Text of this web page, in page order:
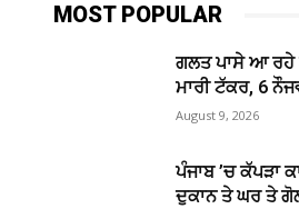
MOST POPULAR
ਗਲਤ ਪਾਸੇ ਆ ਰਹੇ
ਮਾਰੀ ਟੱਕਰ, 6
August 9, 2026
ਪੰਜਾਬ ’ਚ ਕੱਪੜਾ
ਦੁਕਾਨ ਤੇ ਘਰ ਤੇ